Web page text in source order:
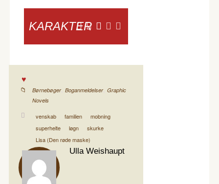
KARAKTER
Børnebøger, Boganmeldelser, Graphic
Novels
venskab familien
mobning
superhelte
løgn
skurke
Lisa (Den røde maske)
Ulla Weishaupt